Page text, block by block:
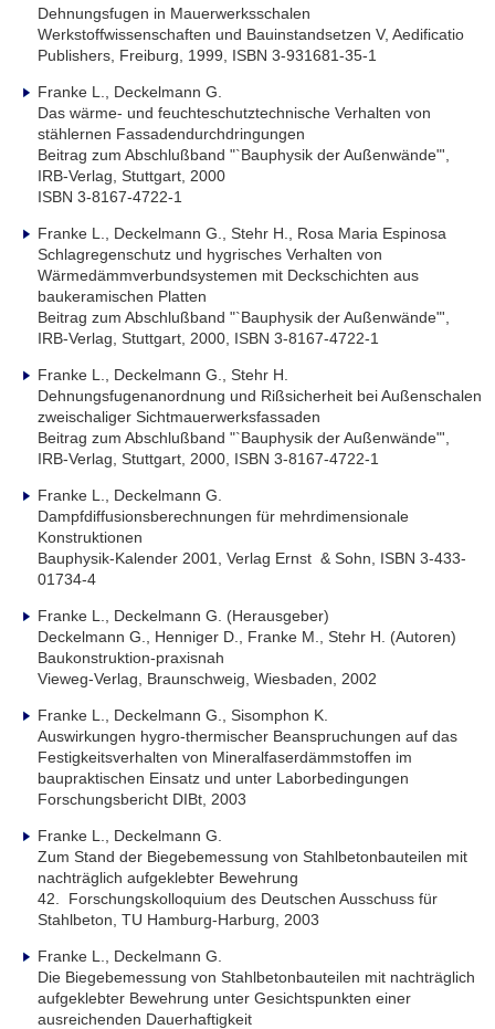
Dehnungsfugen in Mauerwerksschalen
Werkstoffwissenschaften und Bauinstandsetzen V, Aedificatio
Publishers, Freiburg, 1999, ISBN 3-931681-35-1
Franke L., Deckelmann G.
Das wärme- und feuchteschutztechnische Verhalten von
stählernen Fassadendurchdringungen
Beitrag zum Abschlußband "`Bauphysik der Außenwände"',
IRB-Verlag, Stuttgart, 2000
ISBN 3-8167-4722-1
Franke L., Deckelmann G., Stehr H., Rosa Maria Espinosa
Schlagregenschutz und hygrisches Verhalten von
Wärmedämmverbundsystemen mit Deckschichten aus
baukeramischen Platten
Beitrag zum Abschlußband "`Bauphysik der Außenwände"',
IRB-Verlag, Stuttgart, 2000, ISBN 3-8167-4722-1
Franke L., Deckelmann G., Stehr H.
Dehnungsfugenanordnung und Rißsicherheit bei Außenschalen
zweischaliger Sichtmauerwerksfassaden
Beitrag zum Abschlußband "`Bauphysik der Außenwände"',
IRB-Verlag, Stuttgart, 2000, ISBN 3-8167-4722-1
Franke L., Deckelmann G.
Dampfdiffusionsberechnungen für mehrdimensionale
Konstruktionen
Bauphysik-Kalender 2001, Verlag Ernst & Sohn, ISBN 3-433-
01734-4
Franke L., Deckelmann G. (Herausgeber)
Deckelmann G., Henniger D., Franke M., Stehr H. (Autoren)
Baukonstruktion-praxisnah
Vieweg-Verlag, Braunschweig, Wiesbaden, 2002
Franke L., Deckelmann G., Sisomphon K.
Auswirkungen hygro-thermischer Beanspruchungen auf das
Festigkeitsverhalten von Mineralfaserdämmstoffen im
baupraktischen Einsatz und unter Laborbedingungen
Forschungsbericht DIBt, 2003
Franke L., Deckelmann G.
Zum Stand der Biegebemessung von Stahlbetonbauteilen mit
nachträglich aufgeklebter Bewehrung
42. Forschungskolloquium des Deutschen Ausschuss für
Stahlbeton, TU Hamburg-Harburg, 2003
Franke L., Deckelmann G.
Die Biegebemessung von Stahlbetonbauteilen mit nachträglich
aufgeklebter Bewehrung unter Gesichtspunkten einer
ausreichenden Dauerhaftigkeit